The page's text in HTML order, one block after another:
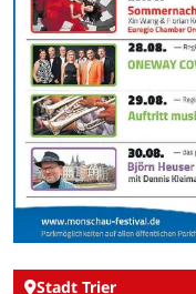
Stadt Trier